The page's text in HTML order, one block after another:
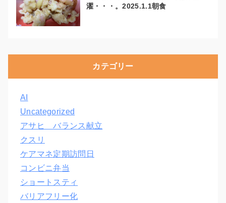
濯・・・。2025.1.1朝食
カテゴリー
AI
Uncategorized
アサヒ バランス献立
クスリ
ケアマネ定期訪問日
コンビニ弁当
ショートスティ
バリアフリー化